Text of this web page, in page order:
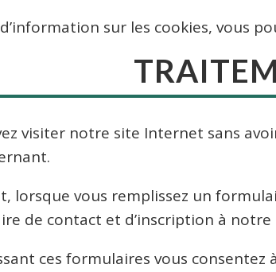
sur les cookies, vous
visiter notre site Internet sans
lorsque vous remplissez un
de contact et d’inscription à notre
ces formulaires vous consentez